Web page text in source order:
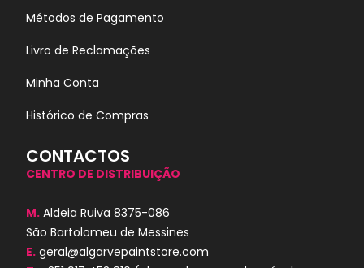
Métodos de Pagamento
Livro de Reclamações
Minha Conta
Histórico de Compras
CONTACTOS
CENTRO DE DISTRIBUIÇÃO
M. Aldeia Ruiva 8375-086
São Bartolomeu de Messines
E. geral@algarvepaintstore.com